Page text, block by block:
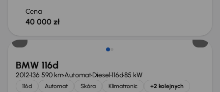
Cena
40 000 zł
BMW 116d
2012136 590 kmAutomatDiesel116d85 kW
116d Automat Skóra Klimatronic +2 kolejnych